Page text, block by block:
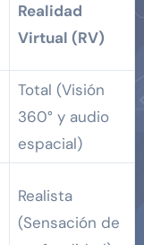
Realidad
Virtual (RV)
Total (Visión
360° y audio
espacial)
Realista
(Sensación de